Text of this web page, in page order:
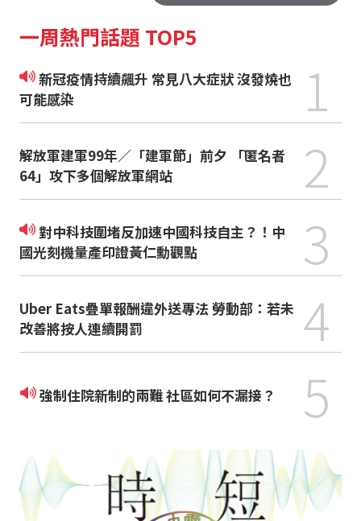
一周熱門話題 TOP5
新冠疫情持續飆升 常見八大症狀 沒發燒也
可能感染
1
解放軍建軍99年／「建軍節」前夕 「匿名者
64」攻下多個解放軍網站
2
對中科技圍堵反加速中國科技自主？！中
國光刻機量產印證黃仁勳觀點
3
Uber Eats疊單報酬違外送專法 勞動部：若未
改善將按人連續開罰
4
強制住院新制的兩難 社區如何不漏接？ 5